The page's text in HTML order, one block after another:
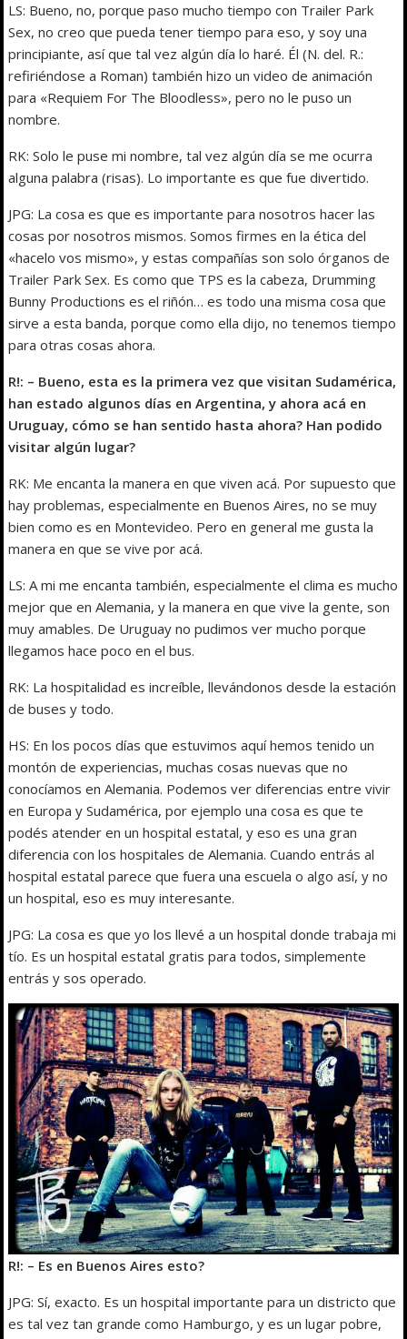
LS: Bueno, no, porque paso mucho tiempo con Trailer Park
Sex, no creo que pueda tener tiempo para eso, y soy una
principiante, así que tal vez algún día lo haré. Él (N. del. R.:
refiriéndose a Roman) también hizo un video de animación
para «Requiem For The Bloodless», pero no le puso un
nombre.
RK: Solo le puse mi nombre, tal vez algún día se me ocurra
alguna palabra (risas). Lo importante es que fue divertido.
JPG: La cosa es que es importante para nosotros hacer las
cosas por nosotros mismos. Somos firmes en la ética del
«hacelo vos mismo», y estas compañías son solo órganos de
Trailer Park Sex. Es como que TPS es la cabeza, Drumming
Bunny Productions es el riñón… es todo una misma cosa que
sirve a esta banda, porque como ella dijo, no tenemos tiempo
para otras cosas ahora.
R!: – Bueno, esta es la primera vez que visitan Sudamérica,
han estado algunos días en Argentina, y ahora acá en
Uruguay, cómo se han sentido hasta ahora? Han podido
visitar algún lugar?
RK: Me encanta la manera en que viven acá. Por supuesto que
hay problemas, especialmente en Buenos Aires, no se muy
bien como es en Montevideo. Pero en general me gusta la
manera en que se vive por acá.
LS: A mi me encanta también, especialmente el clima es mucho
mejor que en Alemania, y la manera en que vive la gente, son
muy amables. De Uruguay no pudimos ver mucho porque
llegamos hace poco en el bus.
RK: La hospitalidad es increíble, llevándonos desde la estación
de buses y todo.
HS: En los pocos días que estuvimos aquí hemos tenido un
montón de experiencias, muchas cosas nuevas que no
conocíamos en Alemania. Podemos ver diferencias entre vivir
en Europa y Sudamérica, por ejemplo una cosa es que te
podés atender en un hospital estatal, y eso es una gran
diferencia con los hospitales de Alemania. Cuando entrás al
hospital estatal parece que fuera una escuela o algo así, y no
un hospital, eso es muy interesante.
JPG: La cosa es que yo los llevé a un hospital donde trabaja mi
tío. Es un hospital estatal gratis para todos, simplemente
entrás y sos operado.
R!: – Es en Buenos Aires esto?
JPG: Sí, exacto. Es un hospital importante para un districto que
es tal vez tan grande como Hamburgo, y es un lugar pobre,